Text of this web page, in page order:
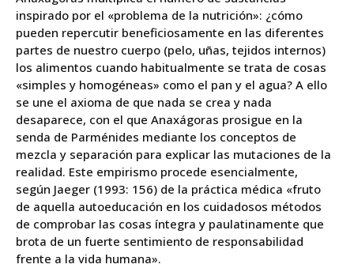
inspirado por el «problema de la nutrición»: ¿cómo
pueden repercutir beneficiosamente en las diferentes
partes de nuestro cuerpo (pelo, uñas, tejidos internos)
los alimentos cuando habitualmente se trata de cosas
«simples y homogéneas» como el pan y el agua? A ello
se une el axioma de que nada se crea y nada
desaparece, con el que Anaxágoras prosigue en la
senda de Parménides mediante los conceptos de
mezcla y separación para explicar las mutaciones de la
realidad. Este empirismo procede esencialmente,
según Jaeger (1993: 156) de la práctica médica «fruto
de aquella autoeducación en los cuidadosos métodos
de comprobar las cosas íntegra y paulatinamente que
brota de un fuerte sentimiento de responsabilidad
frente a la vida humana».